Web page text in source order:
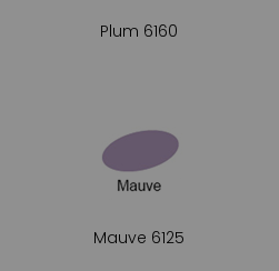
Plum 6160
Mauve 6125